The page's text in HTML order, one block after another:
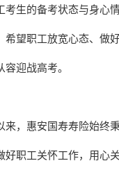
考生的备考状态与身心
希望职工放宽心态、做
容迎战高考。
来，惠安国寿寿险始终
好职工关怀工作，用心